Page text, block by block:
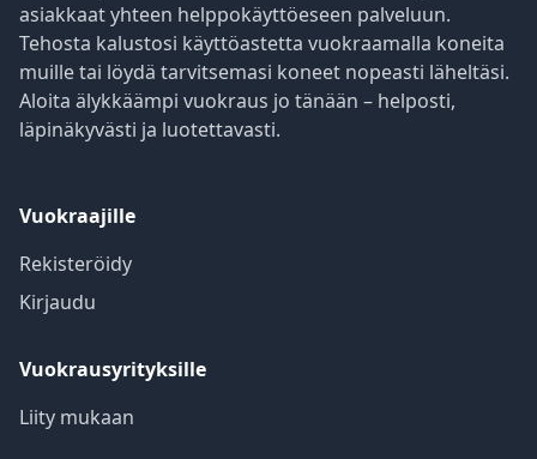
asiakkaat yhteen helppokäyttöeseen palveluun.
Tehosta kalustosi käyttöastetta vuokraamalla koneita
muille tai löydä tarvitsemasi koneet nopeasti läheltäsi.
Aloita älykkäämpi vuokraus jo tänään – helposti,
läpinäkyvästi ja luotettavasti.
Vuokraajille
Rekisteröidy
Kirjaudu
Vuokrausyrityksille
Liity mukaan